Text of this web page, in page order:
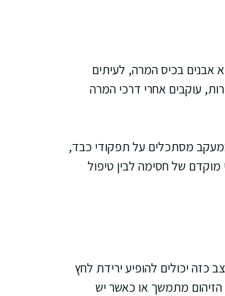
אבנים בכיס המרה, לעיתים
עוקבים אחרי דרכי המרה
במעקב מסתכלים על תפקודי כבד,
מוקדם של חסימה לבין טיפול
כזה יכולים להופיע ירידת לחץ
הזיהום מתמשך או כאשר יש